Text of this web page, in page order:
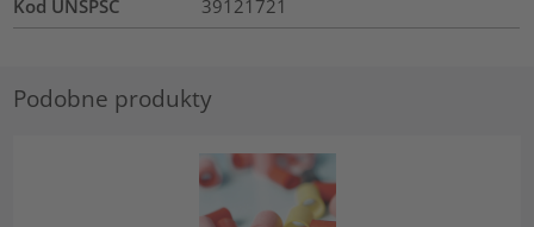
Kod UNSPSC
39121721
Podobne produkty